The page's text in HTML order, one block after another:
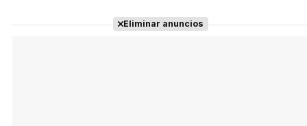
Eliminar anuncios